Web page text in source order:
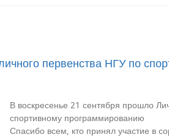
первенства НГУ по
В воскресенье 21 сентября прошло
спортивному программированию
Спасибо всем, кто принял участие в